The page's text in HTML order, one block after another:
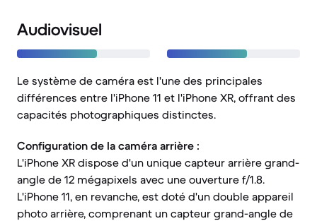
Audiovisuel
Le système de caméra est l'une des principales
différences entre l'iPhone 11 et l'iPhone XR, offrant des
capacités photographiques distinctes.
Configuration de la caméra arrière :
L'iPhone XR dispose d'un unique capteur arrière grand-
angle de 12 mégapixels avec une ouverture f/1.8.
L'iPhone 11, en revanche, est doté d'un double appareil
photo arrière, comprenant un capteur grand-angle de